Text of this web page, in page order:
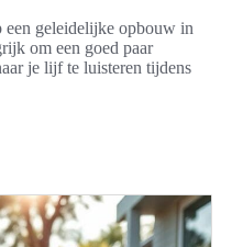
een geleidelijke opbouw in
om een goed paar
je lijf te luisteren tijdens